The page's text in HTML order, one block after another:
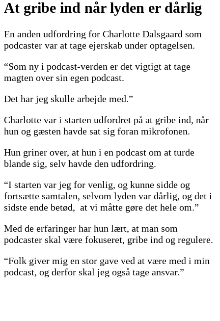
At gribe ind når lyden er dårlig
En anden udfordring for Charlotte Dalsgaard som
podcaster var at tage ejerskab under optagelsen.
“Som ny i podcast-verden er det vigtigt at tage
magten over sin egen podcast.
Det har jeg skulle arbejde med.”
Charlotte var i starten udfordret på at gribe ind, når
hun og gæsten havde sat sig foran mikrofonen.
Hun griner over, at hun i en podcast om at turde
blande sig, selv havde den udfordring.
“I starten var jeg for venlig, og kunne sidde og
fortsætte samtalen, selvom lyden var dårlig, og det i
sidste ende betød, at vi måtte gøre det hele om.”
Med de erfaringer har hun lært, at man som
podcaster skal være fokuseret, gribe ind og regulere.
“Folk giver mig en stor gave ved at være med i min
podcast, og derfor skal jeg også tage ansvar.”